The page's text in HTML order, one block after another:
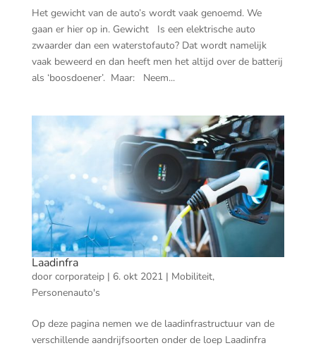
Het gewicht van de auto’s wordt vaak genoemd. We
gaan er hier op in. Gewicht Is een elektrische auto
zwaarder dan een waterstofauto? Dat wordt namelijk
vaak beweerd en dan heeft men het altijd over de batterij
als ‘boosdoener’. Maar: Neem...
Laadinfra
door corporateip| 6. okt 2021| Mobiliteit,
Personenauto's
Op deze pagina nemen we de laadinfrastructuur van de
verschillende aandrijfsoorten onder de loep Laadinfra